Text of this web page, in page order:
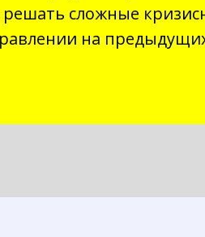
решать сложные
на